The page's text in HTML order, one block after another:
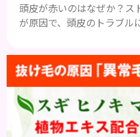
頭皮が赤いのはなぜか？ス
が原因で、頭皮のトラブル
トレス ストレスを多く感
働きます。そのため、皮脂
きやすくなります。さらに
き届きません。ストレス解
です。 アトピー性皮膚炎
ー皮膚炎の可能...